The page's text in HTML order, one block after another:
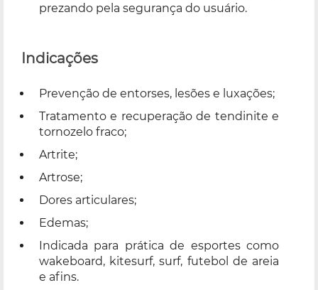
prezando pela segurança do usuário.
Indicações
Prevenção de entorses, lesões e luxações;
Tratamento e recuperação de tendinite e
tornozelo fraco;
Artrite;
Artrose;
Dores articulares;
Edemas;
Indicada para prática de esportes como
wakeboard, kitesurf, surf, futebol de areia
e afins.